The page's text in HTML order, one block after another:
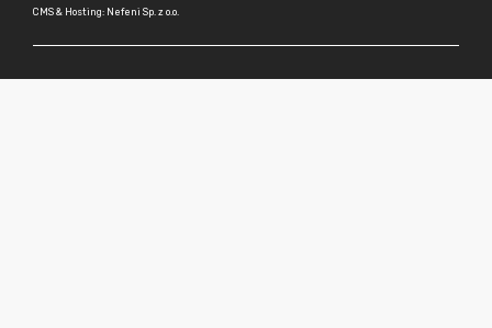
CMS & Hosting: Nefeni Sp. z o.o.